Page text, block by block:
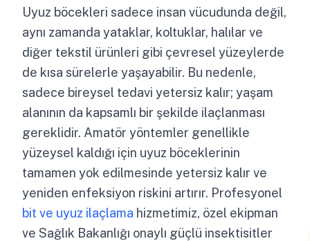
Uyuz böcekleri sadece insan vücudunda değil,
aynı zamanda yataklar, koltuklar, halılar ve
diğer tekstil ürünleri gibi çevresel yüzeylerde
de kısa sürelerle yaşayabilir. Bu nedenle,
sadece bireysel tedavi yetersiz kalır; yaşam
alanının da kapsamlı bir şekilde ilaçlanması
gereklidir. Amatör yöntemler genellikle
yüzeysel kaldığı için uyuz böceklerinin
tamamen yok edilmesinde yetersiz kalır ve
yeniden enfeksiyon riskini artırır. Profesyonel
bit ve uyuz ilaçlama hizmetimiz, özel ekipman
ve Sağlık Bakanlığı onaylı güçlü insektisitler